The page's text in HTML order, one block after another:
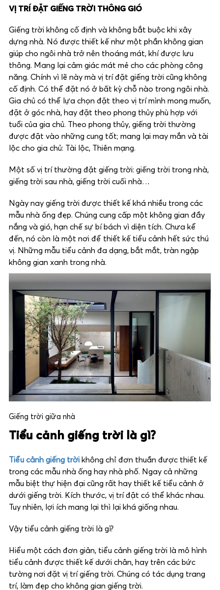
VỊ TRÍ ĐẶT GIẾNG TRỜI THÔNG GIÓ
Giếng trời không cố định và không bắt buộc khi xây
dựng nhà. Nó được thiết kế như một phần không gian
giúp cho ngôi nhà trở nên thoáng mát, khí được lưu
thông. Mang lại cảm giác mát mẻ cho các phòng công
năng. Chính vì lẽ này mà vị trí đặt giếng trời cũng không
cố định. Có thể đặt nó ở bất kỳ chỗ nào trong ngôi nhà.
Gia chủ có thể lựa chọn đặt theo vị trí mình mong muốn,
đặt ở góc nhà, hay đặt theo phong thủy phù hợp với
tuổi của gia chủ. Theo phong thủy, giếng trời thường
được đặt vào những cung tốt; mang lại may mắn và tài
lộc cho gia chủ: Tài lộc, Thiên mạng.
Một số vị trí thường đặt giếng trời: giếng trời trong nhà,
giếng trời sau nhà, giếng trời cuối nhà…
Ngày nay giếng trời được thiết kế khá nhiều trong các
mẫu nhà ống đẹp. Chúng cung cấp một không gian đầy
nắng và gió, hạn chế sự bí bách vì diện tích. Chưa kể
đến, nó còn là một nơi để thiết kế tiểu cảnh hết sức thú
vị. Những mẫu tiểu cảnh đa dạng, bắt mắt, tràn ngập
không gian xanh trong nhà.
Giếng trời giữa nhà
Tiểu cảnh giếng trời là gì?
Tiểu cảnh giếng trờikhông chỉ đơn thuần được thiết kế
trong các mẫu nhà ống hay nhà phố. Ngay cả những
mẫu biệt thự hiện đại cũng rất hay thiết kế tiểu cảnh ở
dưới giếng trời. Kích thước, vị trí đặt có thể khác nhau.
Tuy nhiên, lợi ích mang lại thì lại khá giống nhau.
Vậy tiểu cảnh giếng trời là gì?
Hiểu một cách đơn giản, tiểu cảnh giếng trời là mô hình
tiểu cảnh được thiết kế dưới chân, hay trên các bức
tường nơi đặt vị trí giếng trời. Chúng có tác dụng trang
trí, làm đẹp cho không gian giếng trời.